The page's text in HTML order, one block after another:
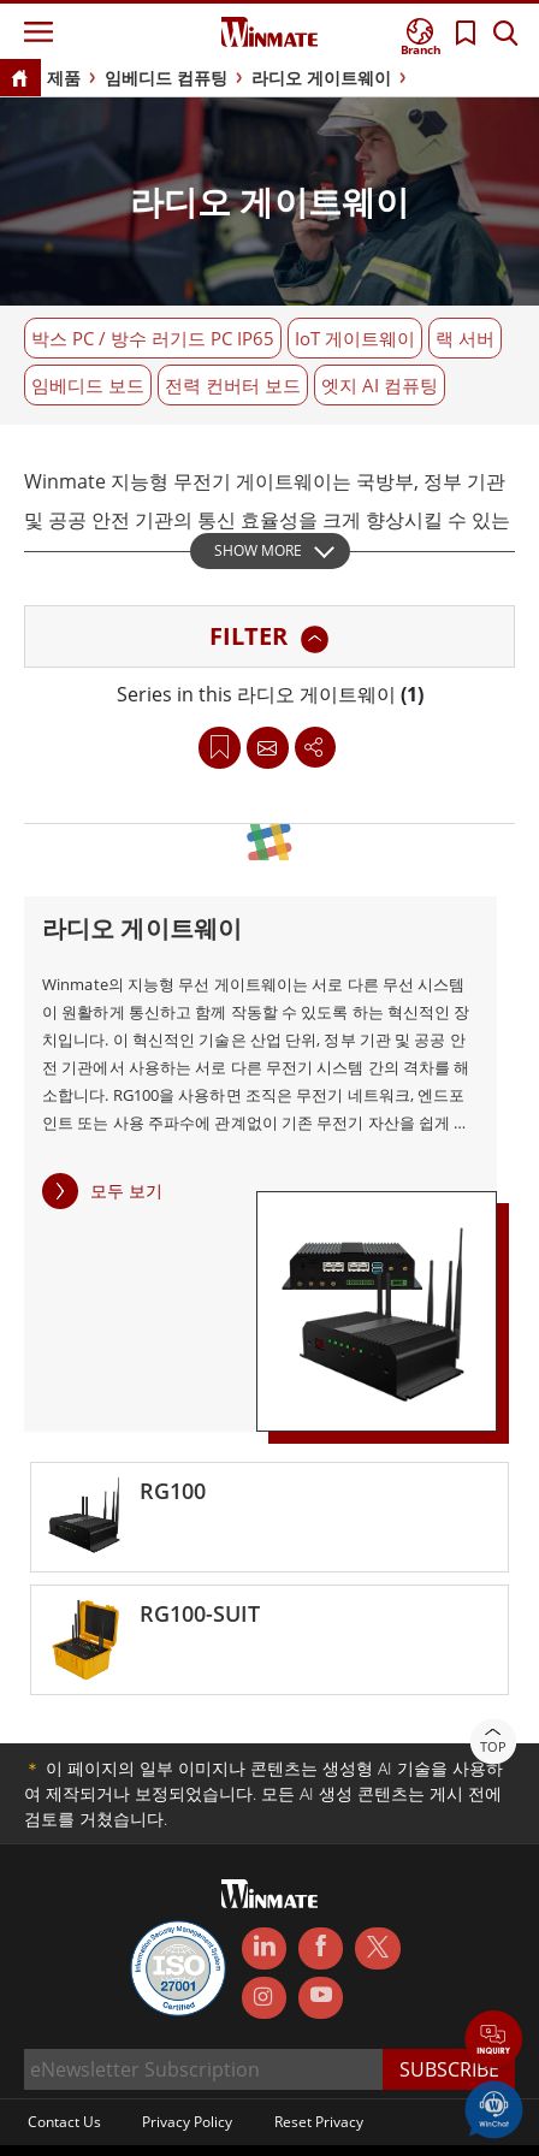
Branch
제품 임베디드 컴퓨팅 라디오 게이트웨이
라디오 게이트웨이
박스 PC / 방수 러기드 PC IP65 IoT 게이트웨이
랙 서버
임베디드 보드
전력 컨버터 보드 엣지 AI 컴퓨팅
Winmate 지능형 무전기 게이트웨이는 국방부, 정부 기관
및 공공 안전 기관의 통신 효율성을 크게 향상시킬 수 있는
안정적이고 비용 효율적인 통신 솔루션입니다. 통합 커뮤
이스, 암호화 프로토콜 지원으로 커뮤니케이션 기능을 업
그레이드하고자 하는 조직에 이상적인 솔루션입니다. 지금
바로 귀사의 통신 요구 사항에 맞는 지능형 무선 게이트웨
이 Winmate를 고려해 보세요.
SHOW MORE
FILTER
Series in this 라디오 게이트웨이 (1)
라디오 게이트웨이
Winmate의 지능형 무선 게이트웨이는 서로 다른 무선 시스템
이 원활하게 통신하고 함께 작동할 수 있도록 하는 혁신적인 장
치입니다. 이 혁신적인 기술은 산업 단위, 정부 기관 및 공공 안
전 기관에서 사용하는 서로 다른 무전기 시스템 간의 격차를 해
소합니다. RG100을 사용하면 조직은 무전기 네트워크, 엔드포
인트 또는 사용 주파수에 관계없이 기존 무전기 자산을 쉽게 연
양한 이점을 제공하는 완벽한 기능을 갖춘 플랫폼입니다. 이 디
바이스를 통해 무전기 사용자는 모든 SIP 엔드 디바이스의 사용
자와 직접 통신하고 동일한 음성 회의에 참여할 수 있습니다. 매
우 직관적이고 사용자 친화적으로 설계되어 사용자가 필요한 기
능에 빠르고 쉽게 액세스할 수 있습니다. Winmate RG100의 주
요 이점 중 하나는 유연성입니다. 이 디바이스는 광범위한 프로
토콜을 지원하므로 사용자가 다양한 무전 시스템에 연결할 수
있습니다. 즉, 조직은 서로 다른 무전 시스템을 단일 네트워크에
통합하고 서로 효과적으로 통신할 수 있습니다. Winmate
RG100은 신뢰성이 높고 견고하여 까다로운 환경에서도 사용하
있도록 설계되었으며 극한의 온도에서도 효과적으로 작동할 수
있습니다. 따라서 다양한 산업, 정부 및 공공 안전 환경에서 사용
하기에 적합합니다. 또한 확장성이 뛰어나기 때문에 조직의 변
것도 Winmate RG100의 장점입니다. 즉, 시간이 지남에 따라 조
직과 함께 성장할 수 있는 비용 효율적인 솔루션입니다.
Winmate 지능형 무전 게이트웨이는 조직의 커뮤니케이션 방식
을 혁신할 수 있는 강력한 도구입니다. RG100은 서로 다른 무전
도움을 줄 수 있습니다. 산업, 정부 또는 공공 안전 환경에서 사
용하든 Winmate RG100은 결과를 제공하는 안정적이고 효과적
인 솔루션입니다.
모두 보기
RG100
RG100-SUIT
TOP
＊ 이 페이지의 일부 이미지나 콘텐츠는 생성형 AI 기술을 사용하
여 제작되거나 보정되었습니다. 모든 AI 생성 콘텐츠는 게시 전에
검토를 거쳤습니다.
Contact Us Privacy Policy
Reset Privacy